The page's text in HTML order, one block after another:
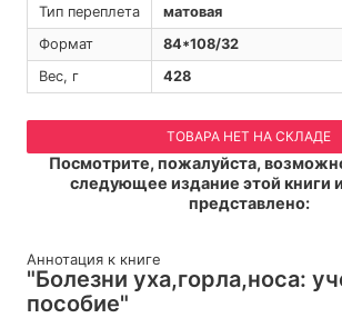
Тип переплета
матовая
Формат
84*108/32
Вес, г
428
ТОВАРА НЕТ НА СКЛАДЕ
Посмотрите, пожалуйста,
следующее издание этой книги
представлено:
Аннотация к книге
"Болезни уха,горла,носа:
пособие"